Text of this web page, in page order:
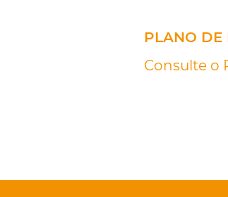
PLANO DE
Consulte o